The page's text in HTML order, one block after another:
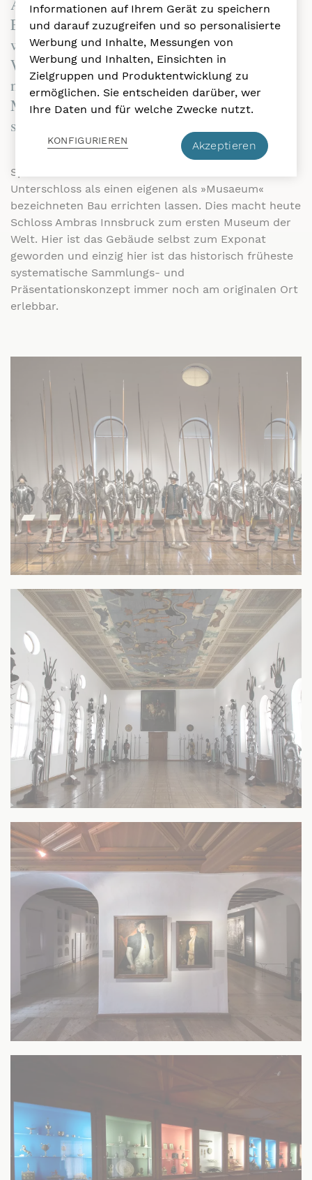
Erzherzog Ferdinand II. seine bereits damals
weithin berühmte Sammlung von Rüstungen,
Waffen, Porträts und Naturalien, neuesten
naturwissenschaftlichen Instrumenten,
Musikinstrumenten und Kunstgegenstände
sowie eine Bibliothek hier zusammenführte.
Speziell dafür hatte Ferdinand das Ambraser
Unterschloss als einen eigenen als »Musaeum«
bezeichneten Bau errichten lassen. Dies macht heute
Schloss Ambras Innsbruck zum ersten Museum der
Welt. Hier ist das Gebäude selbst zum Exponat
geworden und einzig hier ist das historisch früheste
systematische Sammlungs- und
Präsentationskonzept immer noch am originalen Ort
erlebbar.
Informationen auf Ihrem Gerät zu speichern
und darauf zuzugreifen und so personalisierte
Werbung und Inhalte, Messungen von
Werbung und Inhalten, Einsichten in
Zielgruppen und Produktentwicklung zu
ermöglichen. Sie entscheiden darüber, wer
Ihre Daten und für welche Zwecke nutzt.
KONFIGURIEREN Akzeptieren